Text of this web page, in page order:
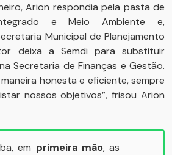
Arion respondia pela pasta de
e Meio Ambiente e,
Municipal de Planejamento
deixa a Semdi para substituir
Secretaria de Finanças e Gestão.
honesta e eficiente, sempre
nossos objetivos”, frisou Arion
em primeira mão, as